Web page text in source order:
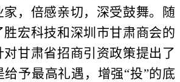
，倍感亲切，深受鼓舞。随
宏科技和深圳市甘肃商会的
甘肃省招商引资政策提出了
予最高礼遇，增强“投”的底